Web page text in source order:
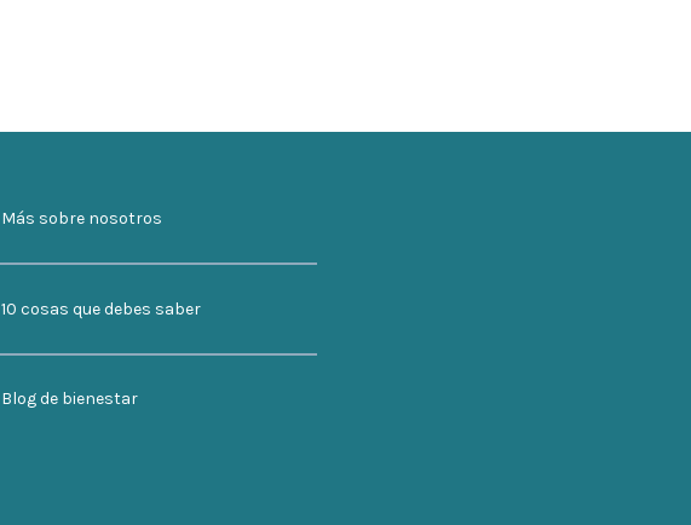
Más sobre nosotros
10 cosas que debes saber
Blog de bienestar